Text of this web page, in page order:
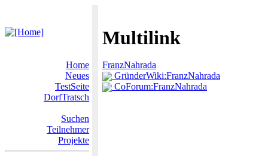
Multilink
Home
Neues
TestSeite
DorfTratsch
Suchen
Teilnehmer
Projekte
FranzNahrada
GründerWiki:FranzNahrada
CoForum:FranzNahrada